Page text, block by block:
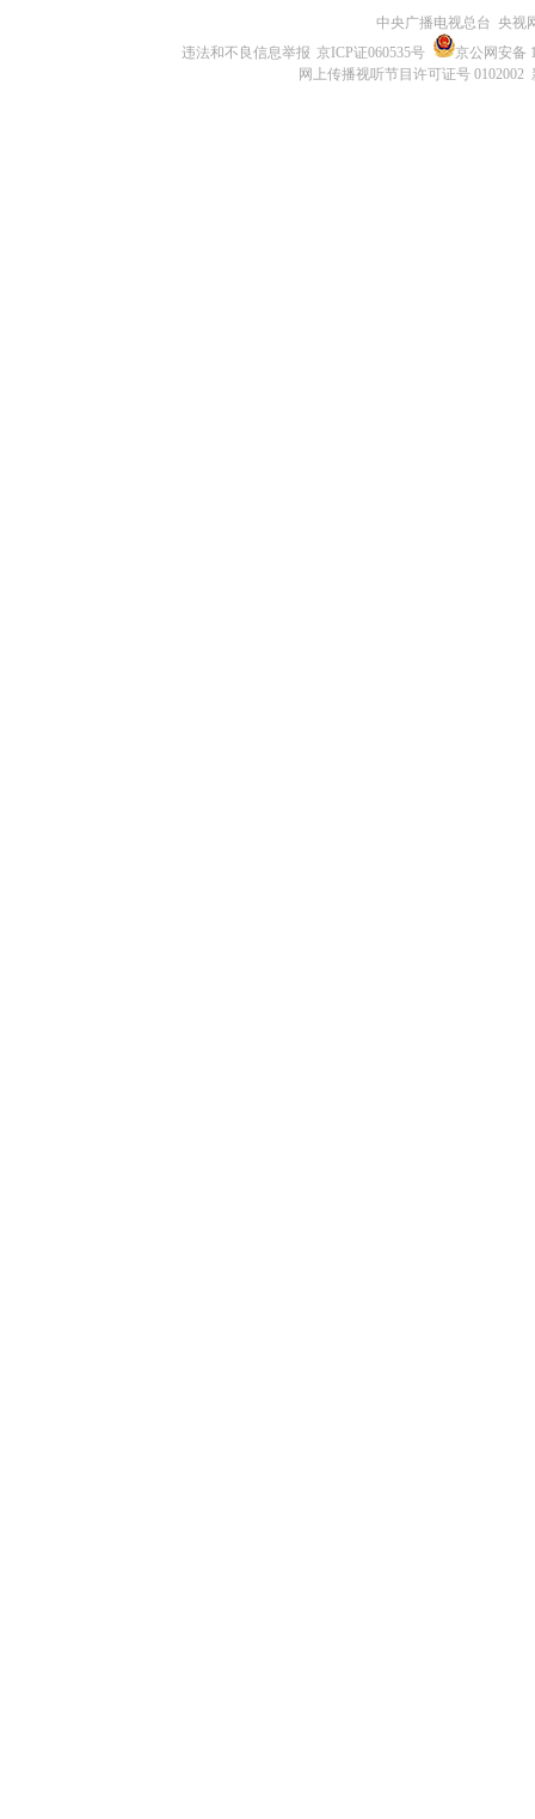
中央广播电视总台 央视
违法和不良信息举报 京ICP证060535号
京公网安备
网上传播视听节目许可证号 0102002